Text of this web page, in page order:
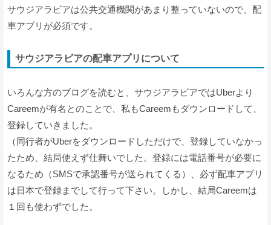
サウジアラビアは公共交通機関があまり整っていないので、配
車アプリが必須です。
サウジアラビアの配車アプリについて
いろんな方のブログを読むと、サウジアラビアではUberより
Careemが有名とのことで、私もCareemもダウンロードして、
登録していきました。
（同行者がUberをダウンロードしただけで、登録していなかっ
たため、結局使えず仕舞いでした。登録には電話番号が必要に
なるため（SMSで承認番号が送られてくる）、必ず配車アプリ
は日本で登録までして行って下さい。しかし、結局Careemは
１回も使わずでした。